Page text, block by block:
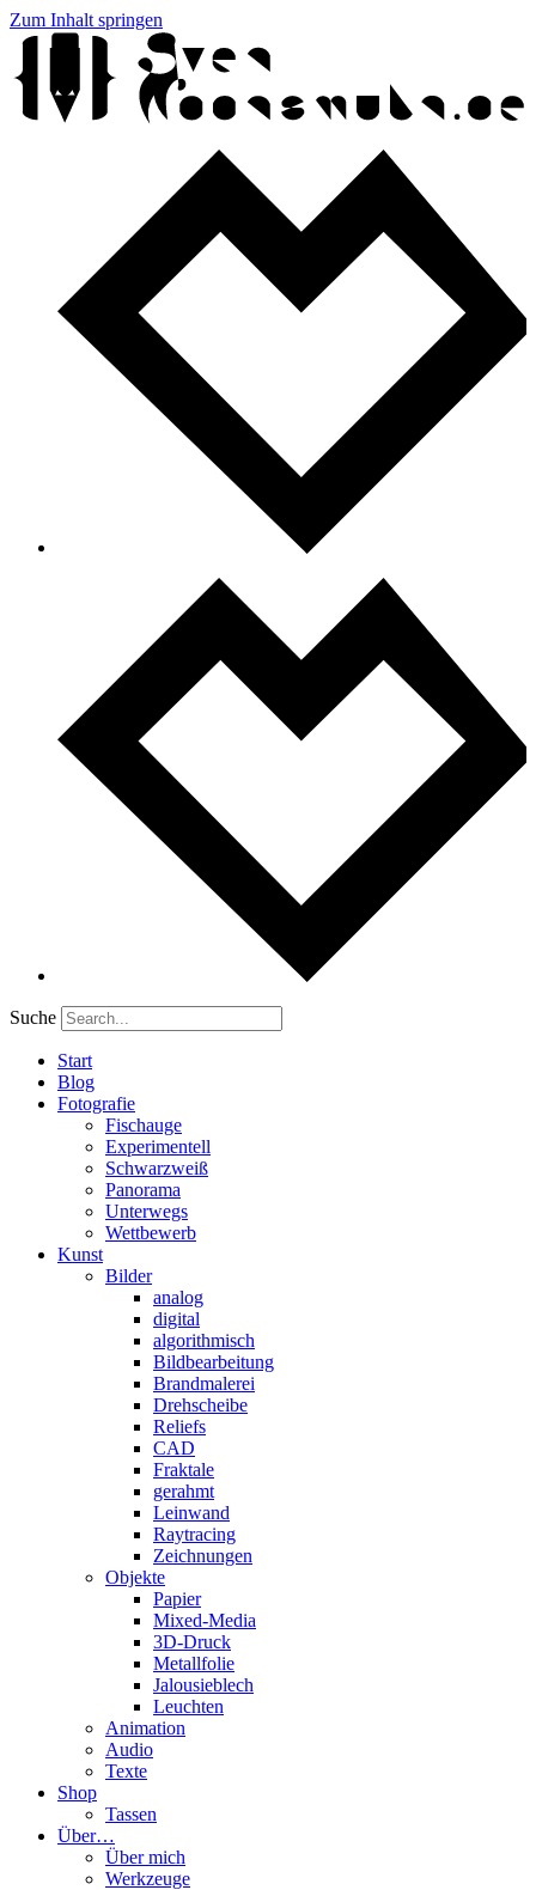
Zum Inhalt springen
Suche
Start
Blog
Fotografie
Fischauge
Experimentell
Schwarzweiß
Panorama
Unterwegs
Wettbewerb
Kunst
Bilder
analog
digital
algorithmisch
Bildbearbeitung
Brandmalerei
Drehscheibe
Reliefs
CAD
Fraktale
gerahmt
Leinwand
Raytracing
Zeichnungen
Objekte
Papier
Mixed-Media
3D-Druck
Metallfolie
Jalousieblech
Leuchten
Animation
Audio
Texte
Shop
Tassen
Über…
Über mich
Werkzeuge